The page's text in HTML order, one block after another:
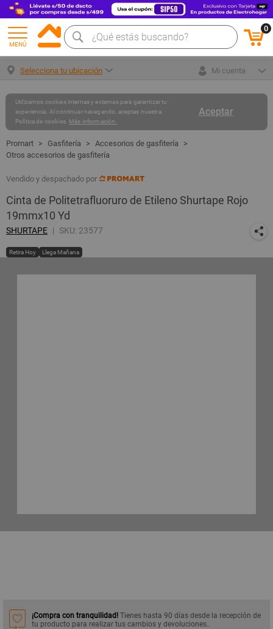
MENÚ
0
Selecciona tu ubicación Mi cuenta
Aceptar
Utilizamos cookies internas y externas para garantizar tu
experiencia. Al continuar navegando, aceptas nuestra
Política de cookies. Más información.
Gasfitería
Accesorios de gasfitería
Otros accesorios de gasfitería
Vendido y despachado por
Cinta de Politetrafluoruro de Etileno Shurtape Rojo
19mmx10 Yd
SHURTAPE SKU: 23577
Retira Hoy Llega Mañana
¡Compra con tranquilidad! Tienes hasta 90 días desde la recepción de
tu producto para realizar tus cambios y devoluciones..